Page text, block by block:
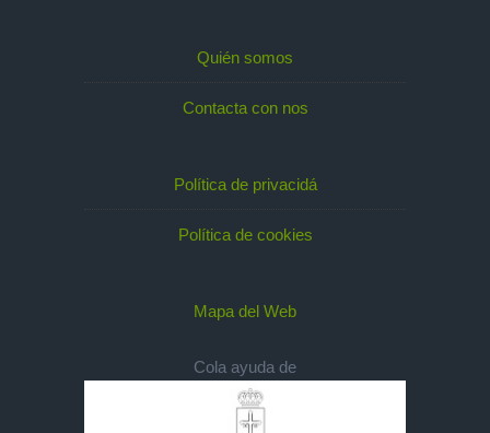
Quién somos
Contacta con nos
Política de privacidá
Política de cookies
Mapa del Web
Cola ayuda de